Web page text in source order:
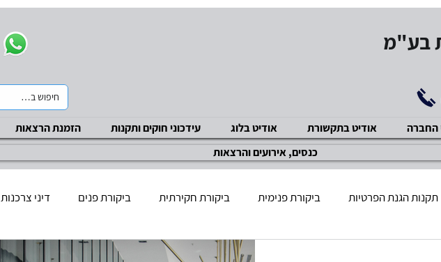
בע"מ
החברה אודיט בתקשורת אודיט בלוג עידכוני חוקים ותקנות הזמנת הרצאות
כנסים, אירועים והרצאות
תקנות הגנת הפרטיות ביקורת פנימית ביקורת חקירתית ביקורת פנים דיני צרכנות
מניעת שחיתויות ACP ביקורת בטיחות סקר ציות